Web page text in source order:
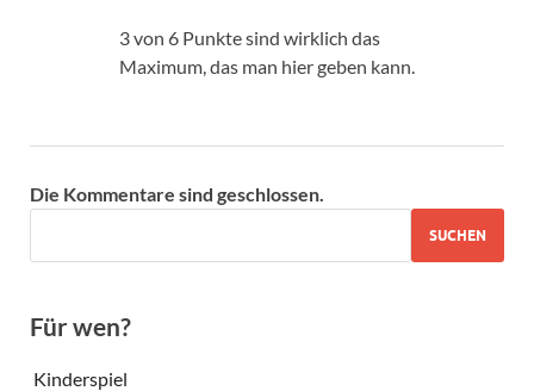
3 von 6 Punkte sind wirklich das
Maximum, das man hier geben kann.
Die Kommentare sind geschlossen.
SUCHEN
Für wen?
Kinderspiel